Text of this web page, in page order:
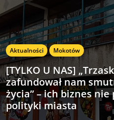
Aktualności Mokotów
[TYLKO U NAS]
zafundował nam
życia” – ich biznes nie
polityki miasta